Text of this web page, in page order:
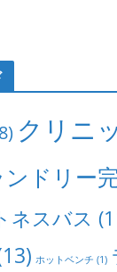
クリニ
ドリー
ネスバス
ホットベンチ (1)